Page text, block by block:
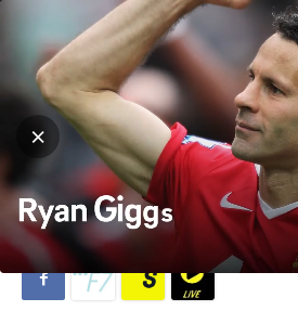
Hjem Fotball
Fotball Premier League
João Félix sitt
koster Chelsea
Av Michael Breines Oredam 13. januar 2023